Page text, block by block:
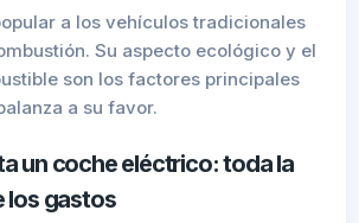
a los vehículos tradicionales
Su aspecto ecológico y el
son los factores principales
a su favor.
un coche eléctrico: toda la
los gastos